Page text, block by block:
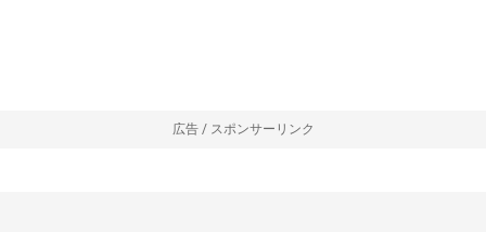
広告 / スポンサーリンク